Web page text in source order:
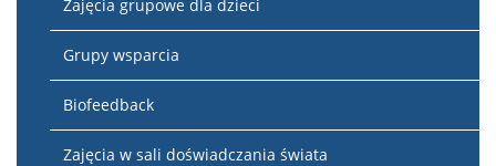
Zajęcia grupowe dla dzieci
Grupy wsparcia
Biofeedback
Zajęcia w sali doświadczania świata